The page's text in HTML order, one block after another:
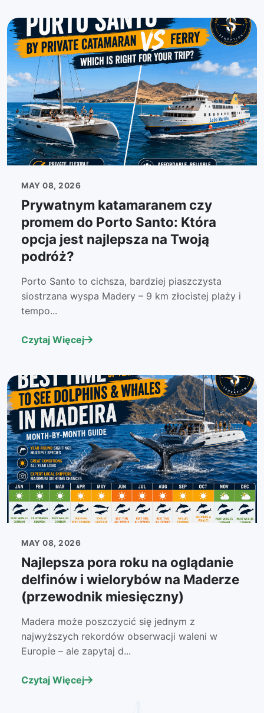
MAY 08, 2026
Prywatnym katamaranem czy
promem do Porto Santo: Która
opcja jest najlepsza na Twoją
podróż?
Porto Santo to cichsza, bardziej piaszczysta
siostrzana wyspa Madery – 9 km złocistej plaży i
tempo...
Czytaj Więcej
MAY 08, 2026
Najlepsza pora roku na oglądanie
delfinów i wielorybów na Maderze
(przewodnik miesięczny)
Madera może poszczycić się jednym z
najwyższych rekordów obserwacji waleni w
Europie – ale zapytaj d...
Czytaj Więcej